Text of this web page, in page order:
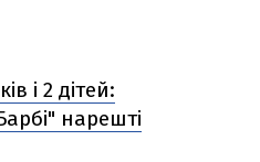
і 2 дітей:
нарешті